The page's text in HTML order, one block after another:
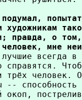
художникам
правда, о
мне
всегда в
справятся.
трёх человек.
-- способность
окоп,